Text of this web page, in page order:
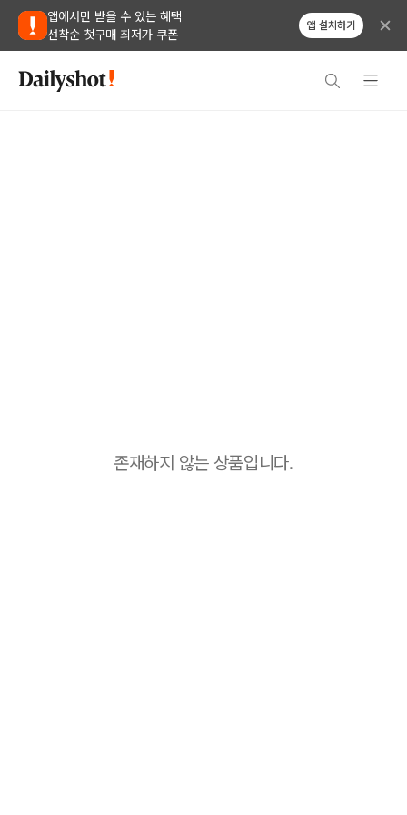
앱에서만 받을 수 있는 혜택
선착순 첫구매 최저가 쿠폰
앱 설치하기
존재하지 않는 상품입니다.